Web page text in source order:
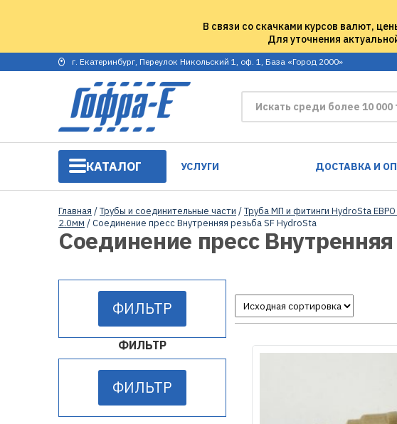
В связи со скачками курсов валют,
Для уточнения
г. Екатеринбург, Переулок Никольский 1, оф. 1, База «Город 2000»
КАТАЛОГ УСЛУГИ ДОСТАВКА И
Главная /Трубы и соединительные части /Труба МП и фитинги HydroSta
2.0мм / Соединение пресс Внутренняя резьба SF HydroSta
Соединение пресс
ФИЛЬТР
ФИЛЬТР
ФИЛЬТР